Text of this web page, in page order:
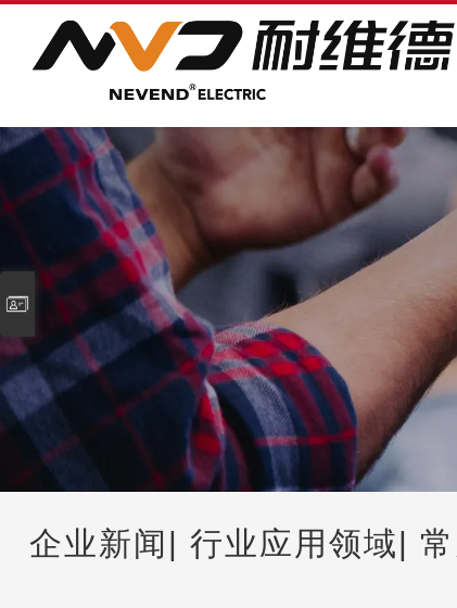
企业新闻 | 行业应用领域 |